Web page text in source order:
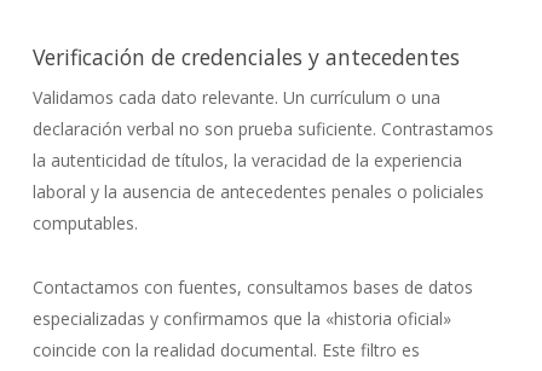
Verificación de credenciales y antecedentes
Validamos cada dato relevante. Un currículum o una
declaración verbal no son prueba suficiente. Contrastamos
la autenticidad de títulos, la veracidad de la experiencia
laboral y la ausencia de antecedentes penales o policiales
computables.
Contactamos con fuentes, consultamos bases de datos
especializadas y confirmamos que la «historia oficial»
coincide con la realidad documental. Este filtro es